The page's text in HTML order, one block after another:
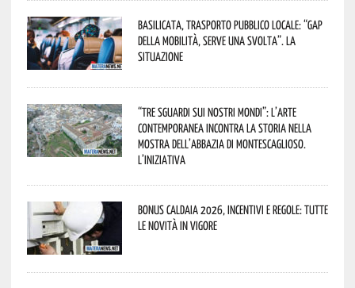
Basilicata, trasporto pubblico locale: “Gap
della mobilità, serve una svolta”. La
situazione
“Tre Sguardi sui Nostri Mondi”: l’arte
contemporanea incontra la storia nella
mostra dell’Abbazia di Montescaglioso.
L’iniziativa
Bonus caldaia 2026, incentivi e regole: tutte
le novità in vigore